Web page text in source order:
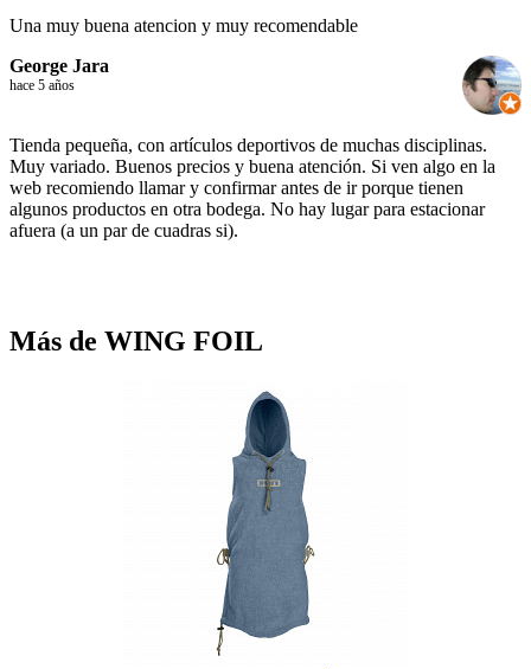
Una muy buena atencion y muy recomendable
George Jara
hace 5 años
Tienda pequeña, con artículos deportivos de muchas disciplinas.
Muy variado. Buenos precios y buena atención. Si ven algo en la
web recomiendo llamar y confirmar antes de ir porque tienen
algunos productos en otra bodega. No hay lugar para estacionar
afuera (a un par de cuadras si).
Más de WING FOIL